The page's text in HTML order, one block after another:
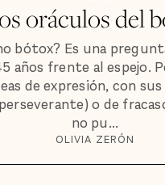
oráculos del
bótox? Es una
años frente al espejo.
de expresión, con sus
o de
no pu...
OLIVIA ZERÓN